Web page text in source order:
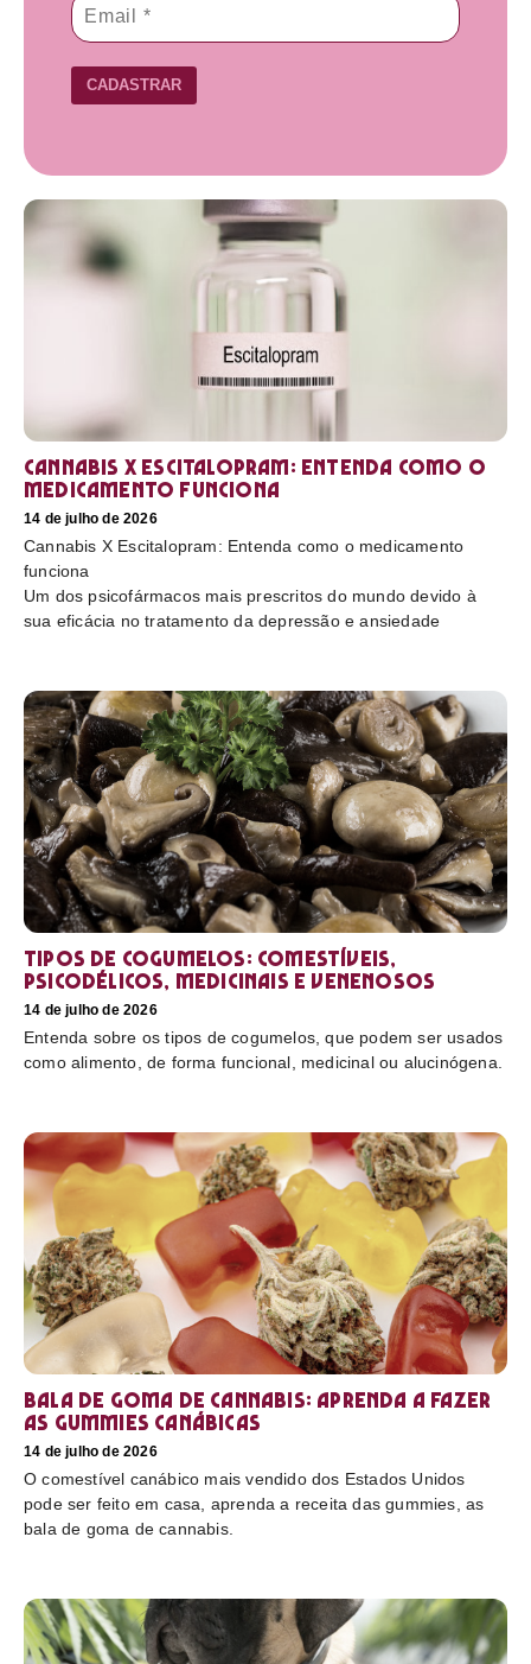
CADASTRAR
Cannabis X Escitalopram: Entenda como o
medicamento funciona
14 de julho de 2026
Cannabis X Escitalopram: Entenda como o medicamento
funciona
Um dos psicofármacos mais prescritos do mundo devido à
sua eficácia no tratamento da depressão e ansiedade
Tipos de cogumelos: comestíveis,
psicodélicos, medicinais e venenosos
14 de julho de 2026
Entenda sobre os tipos de cogumelos, que podem ser usados
como alimento, de forma funcional, medicinal ou alucinógena.
Bala de goma de cannabis: aprenda a fazer
as gummies canábicas
14 de julho de 2026
O comestível canábico mais vendido dos Estados Unidos
pode ser feito em casa, aprenda a receita das gummies, as
bala de goma de cannabis.